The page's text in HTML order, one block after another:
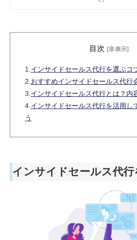
はぜひご覧く
目次 [非表示]
1. インサイドセールス代行を選ぶコ
2. おすすめインサイドセールス代行
3. インサイドセールス代行とは？内
4. インサイドセールス代行を活用し
う
インサイドセールス代